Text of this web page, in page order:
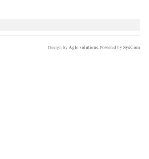
Design by Aglo solutions, Powered by SysCom